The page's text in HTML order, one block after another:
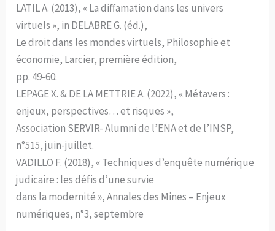
LATIL A. (2013), « La diffamation dans les univers
virtuels », in DELABRE G. (éd.),
Le droit dans les mondes virtuels, Philosophie et
économie, Larcier, première édition,
pp. 49-60.
LEPAGE X. & DE LA METTRIE A. (2022), « Métavers :
enjeux, perspectives… et risques »,
Association SERVIR- Alumni de l’ENA et de l’INSP,
n°515, juin-juillet.
VADILLO F. (2018), « Techniques d’enquête numérique
judicaire : les défis d’une survie
dans la modernité », Annales des Mines – Enjeux
numériques, n°3, septembre